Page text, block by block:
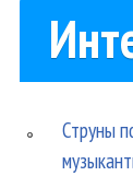
Струны